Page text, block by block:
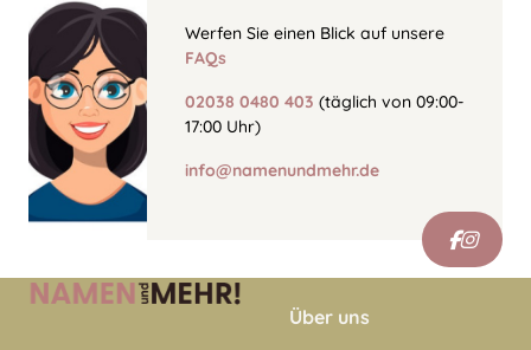
Werfen Sie einen Blick auf unsere
FAQs
02038 0480 403 (täglich von 09:00-
17:00 Uhr)
info@namenundmehr.de
Über uns